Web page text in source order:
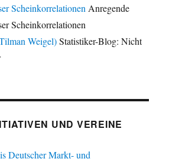
ScheinkorrelationenAnregende
Scheinkorrelationen
Weigel)Statistiker-Blog: Nicht
UND VEREINE
Deutscher Markt- und